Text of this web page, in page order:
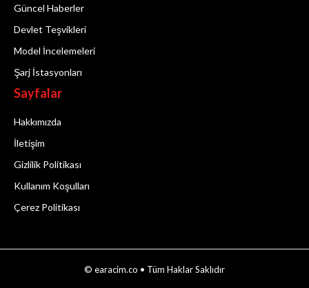
Güncel Haberler
Devlet Teşvikleri
Model İncelemeleri
Şarj İstasyonları
Sayfalar
Hakkımızda
İletişim
Gizlilik Politikası
Kullanım Koşulları
Çerez Politikası
© earacim.co • Tüm Haklar Saklıdır